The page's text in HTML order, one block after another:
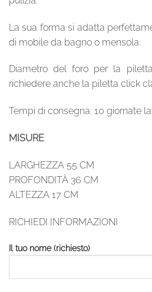
La sua forma si adatta
di mobile da bagno o mensola.
Diametro del foro per la
richiedere anche la piletta click
Tempi di consegna: 10 giornate
MISURE
LARGHEZZA 55 CM
PROFONDITÀ 36 CM
ALTEZZA 17 CM
RICHIEDI INFORMAZIONI
Il tuo nome (richiesto)